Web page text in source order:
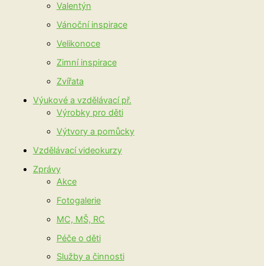
Valentýn
Vánoční inspirace
Velikonoce
Zimní inspirace
Zvířata
Výukové a vzdělávací př.
Výrobky pro děti
Výtvory a pomůcky
Vzdělávací videokurzy
Zprávy
Akce
Fotogalerie
MC, MŠ, RC
Péče o děti
Služby a činnosti